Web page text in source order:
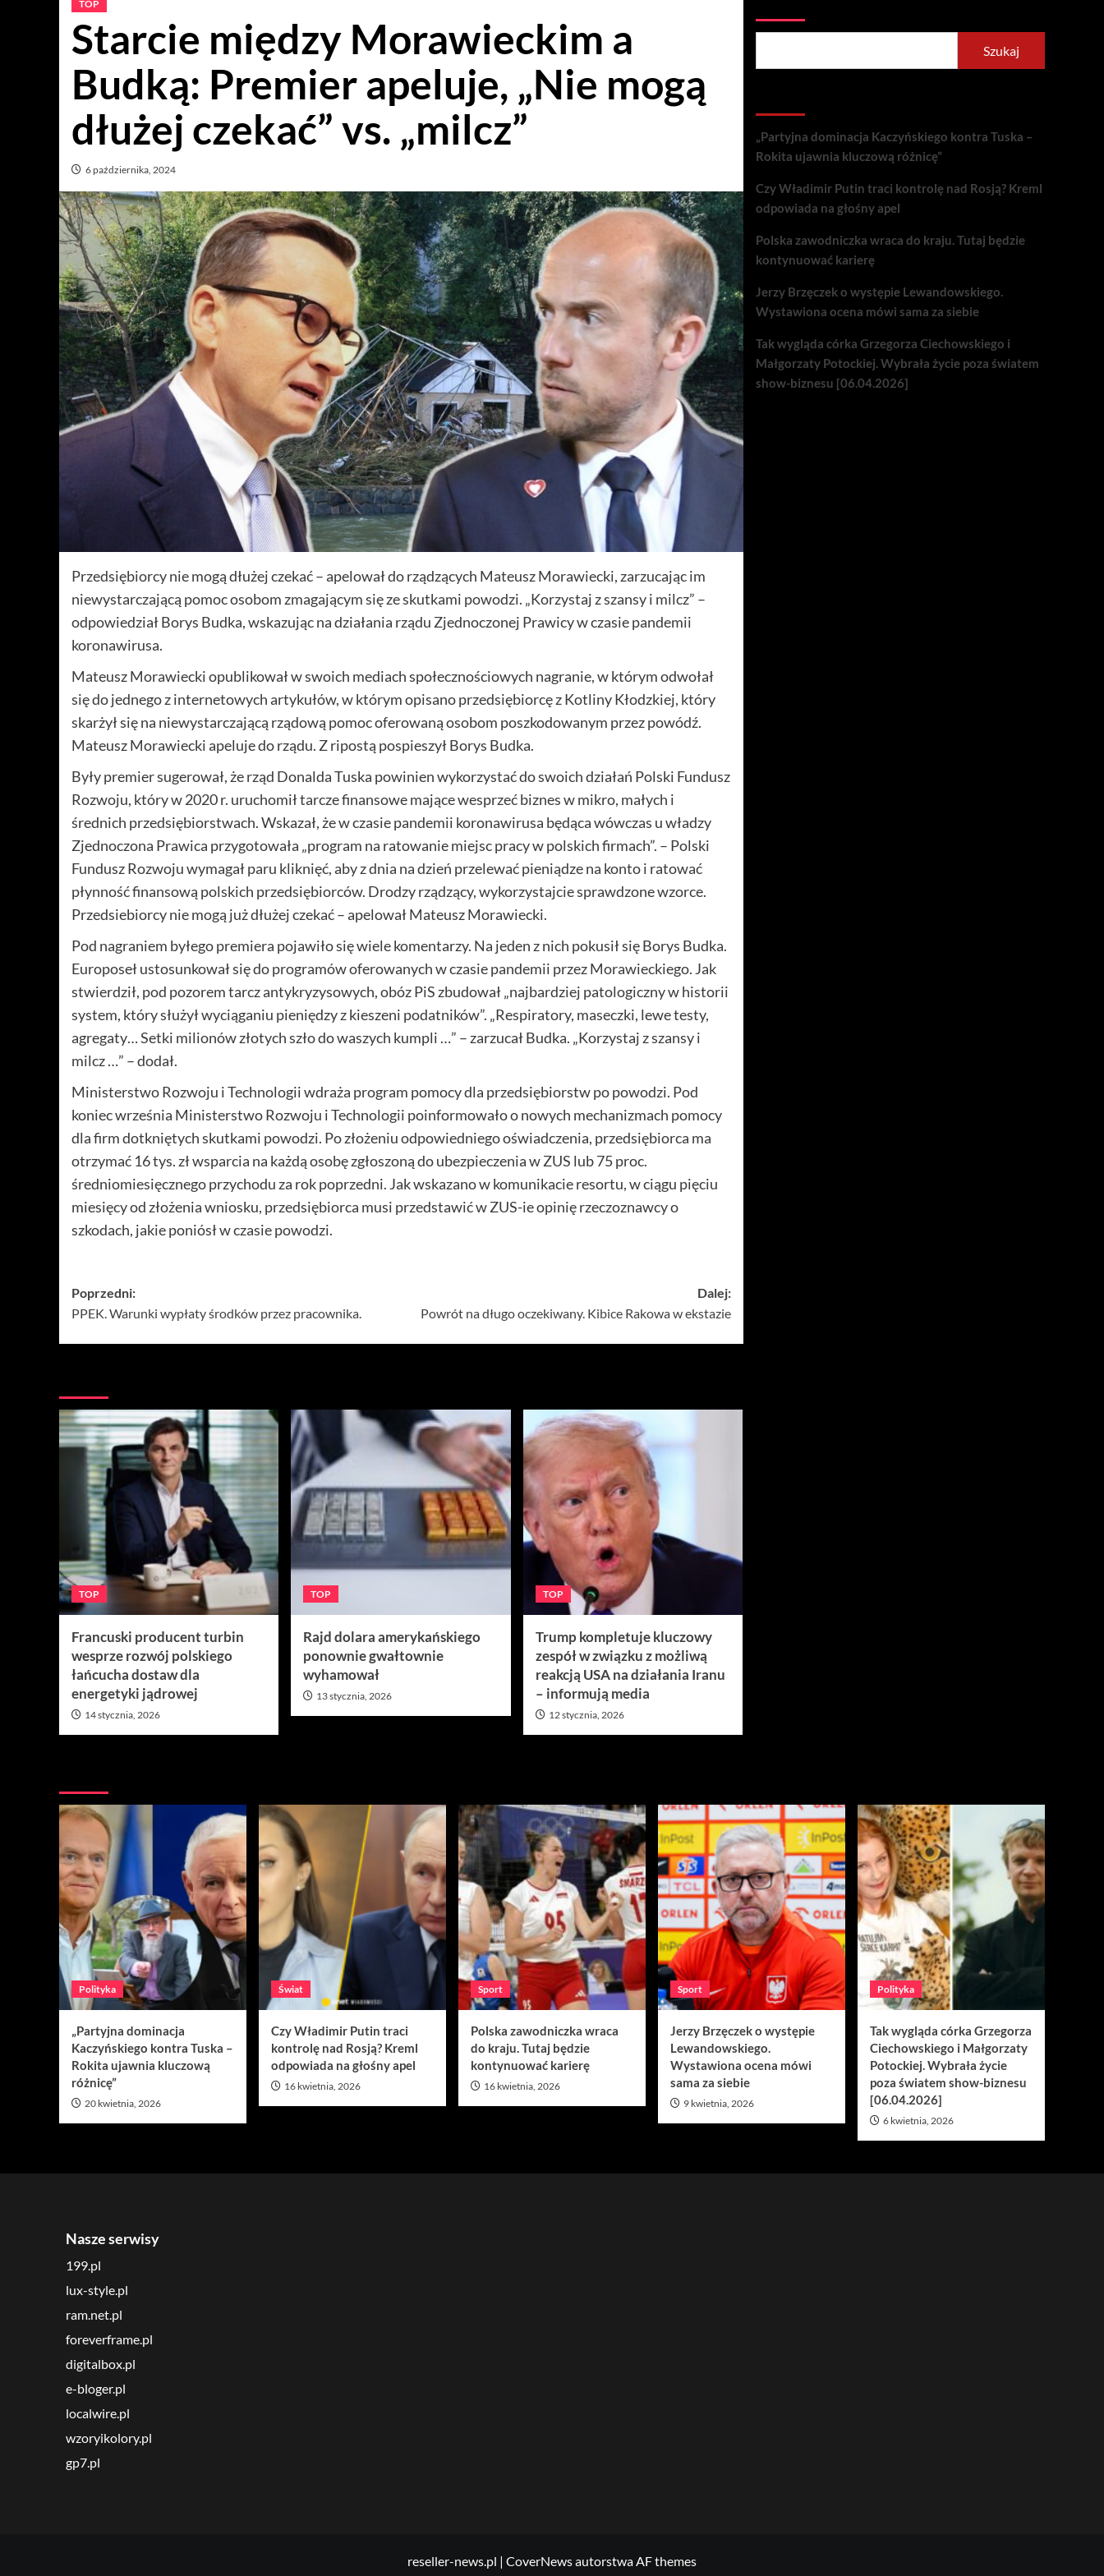
TOP
Starcie między Morawieckim a
Budką: Premier apeluje, „Nie mogą
dłużej czekać” vs. „milcz”
6 października, 2024
Przedsiębiorcy nie mogą dłużej czekać – apelował do rządzących Mateusz Morawiecki, zarzucając im
niewystarczającą pomoc osobom zmagającym się ze skutkami powodzi. „Korzystaj z szansy i milcz” –
odpowiedział Borys Budka, wskazując na działania rządu Zjednoczonej Prawicy w czasie pandemii
koronawirusa.
Mateusz Morawiecki opublikował w swoich mediach społecznościowych nagranie, w którym odwołał
się do jednego z internetowych artykułów, w którym opisano przedsiębiorcę z Kotliny Kłodzkiej, który
skarżył się na niewystarczającą rządową pomoc oferowaną osobom poszkodowanym przez powódź.
Mateusz Morawiecki apeluje do rządu. Z ripostą pospieszył Borys Budka.
Były premier sugerował, że rząd Donalda Tuska powinien wykorzystać do swoich działań Polski Fundusz
Rozwoju, który w 2020 r. uruchomił tarcze finansowe mające wesprzeć biznes w mikro, małych i
średnich przedsiębiorstwach. Wskazał, że w czasie pandemii koronawirusa będąca wówczas u władzy
Zjednoczona Prawica przygotowała „program na ratowanie miejsc pracy w polskich firmach”. – Polski
Fundusz Rozwoju wymagał paru kliknięć, aby z dnia na dzień przelewać pieniądze na konto i ratować
płynność finansową polskich przedsiębiorców. Drodzy rządzący, wykorzystajcie sprawdzone wzorce.
Przedsiebiorcy nie mogą już dłużej czekać – apelował Mateusz Morawiecki.
Pod nagraniem byłego premiera pojawiło się wiele komentarzy. Na jeden z nich pokusił się Borys Budka.
Europoseł ustosunkował się do programów oferowanych w czasie pandemii przez Morawieckiego. Jak
stwierdził, pod pozorem tarcz antykryzysowych, obóz PiS zbudował „najbardziej patologiczny w historii
system, który służył wyciąganiu pieniędzy z kieszeni podatników”. „Respiratory, maseczki, lewe testy,
agregaty… Setki milionów złotych szło do waszych kumpli …” – zarzucał Budka. „Korzystaj z szansy i
milcz …” – dodał.
Ministerstwo Rozwoju i Technologii wdraża program pomocy dla przedsiębiorstw po powodzi. Pod
koniec września Ministerstwo Rozwoju i Technologii poinformowało o nowych mechanizmach pomocy
dla firm dotkniętych skutkami powodzi. Po złożeniu odpowiedniego oświadczenia, przedsiębiorca ma
otrzymać 16 tys. zł wsparcia na każdą osobę zgłoszoną do ubezpieczenia w ZUS lub 75 proc.
średniomiesięcznego przychodu za rok poprzedni. Jak wskazano w komunikacie resortu, w ciągu pięciu
miesięcy od złożenia wniosku, przedsiębiorca musi przedstawić w ZUS-ie opinię rzeczoznawcy o
szkodach, jakie poniósł w czasie powodzi.
Zobacz
wpisy
Poprzedni:
PPEK. Warunki wypłaty środków przez pracownika.
Dalej:
Powrót na długo oczekiwany. Kibice Rakowa w ekstazie
TOP
Francuski producent turbin
wesprze rozwój polskiego
łańcucha dostaw dla
energetyki jądrowej
14 stycznia, 2026
TOP
Rajd dolara amerykańskiego
ponownie gwałtownie
wyhamował
13 stycznia, 2026
TOP
Trump kompletuje kluczowy
zespół w związku z możliwą
reakcją USA na działania Iranu
– informują media
12 stycznia, 2026
Szukaj
„Partyjna dominacja Kaczyńskiego kontra Tuska –
Rokita ujawnia kluczową różnicę”
Czy Władimir Putin traci kontrolę nad Rosją? Kreml
odpowiada na głośny apel
Polska zawodniczka wraca do kraju. Tutaj będzie
kontynuować karierę
Jerzy Brzęczek o występie Lewandowskiego.
Wystawiona ocena mówi sama za siebie
Tak wygląda córka Grzegorza Ciechowskiego i
Małgorzaty Potockiej. Wybrała życie poza światem
show-biznesu [06.04.2026]
Polityka
„Partyjna dominacja
Kaczyńskiego kontra Tuska –
Rokita ujawnia kluczową
różnicę”
20 kwietnia, 2026
Świat
Czy Władimir Putin traci
kontrolę nad Rosją? Kreml
odpowiada na głośny apel
16 kwietnia, 2026
Sport
Polska zawodniczka wraca
do kraju. Tutaj będzie
kontynuować karierę
16 kwietnia, 2026
Sport
Jerzy Brzęczek o występie
Lewandowskiego.
Wystawiona ocena mówi
sama za siebie
9 kwietnia, 2026
Polityka
Tak wygląda córka Grzegorza
Ciechowskiego i Małgorzaty
Potockiej. Wybrała życie
poza światem show-biznesu
[06.04.2026]
6 kwietnia, 2026
Nasze serwisy
199.pl
lux-style.pl
ram.net.pl
foreverframe.pl
digitalbox.pl
e-bloger.pl
localwire.pl
wzoryikolory.pl
gp7.pl
reseller-news.pl | CoverNewsautorstwa AF themes